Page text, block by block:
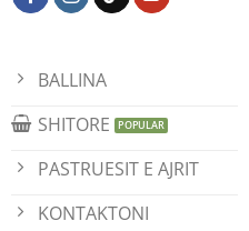
BALLINA
SHITORE
PASTRUESIT E AJRIT
KONTAKTONI